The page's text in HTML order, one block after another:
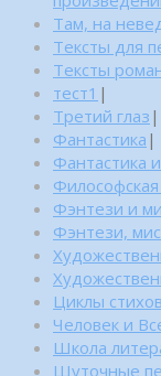
Там, на
Тексты для
Тексты
тест1 |
Третий глаз |
Фантастика |
Фантастика
Фэнтези и
Фэнтези,
Циклы
Человек и
Школа
Шуточные